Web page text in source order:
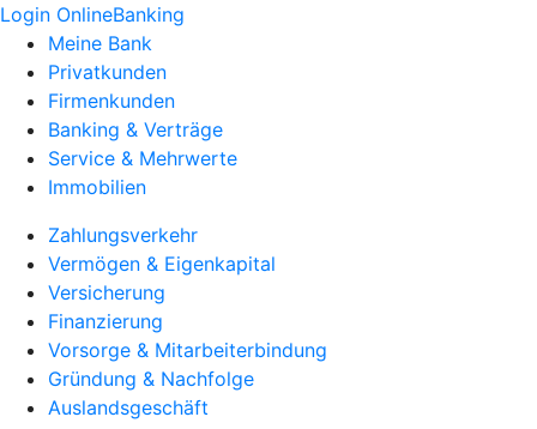
Login OnlineBanking
Meine Bank
Privatkunden
Firmenkunden
Banking & Verträge
Service & Mehrwerte
Immobilien
Zahlungsverkehr
Vermögen & Eigenkapital
Versicherung
Finanzierung
Vorsorge & Mitarbeiterbindung
Gründung & Nachfolge
Auslandsgeschäft